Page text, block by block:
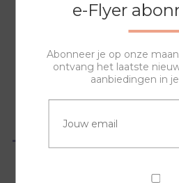
NAAR
e-Flyer
Abonneer je op onze
ontvang het laatste
aanbiedingen in